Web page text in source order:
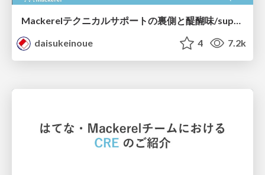
Mackerelテクニカルサポートの裏側と醍醐味/support-engineer-night3-mackerel
daisukeinoue
4 7.2k